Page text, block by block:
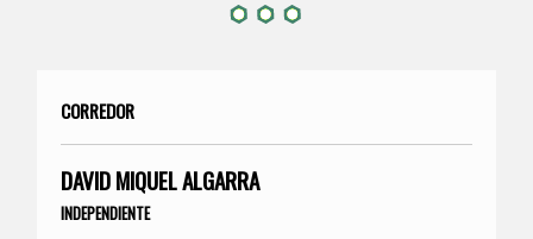
CORREDOR
DAVID MIQUEL ALGARRA
INDEPENDIENTE